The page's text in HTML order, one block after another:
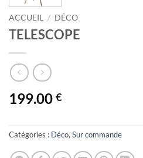
ACCUEIL / DÉCO
TELESCOPE
199.00 €
Catégories : Déco, Sur commande